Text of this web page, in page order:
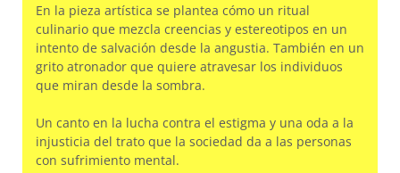
En la pieza artística se plantea cómo un ritual
culinario que mezcla creencias y estereotipos en un
intento de salvación desde la angustia. También en un
grito atronador que quiere atravesar los individuos
que miran desde la sombra.
Un canto en la lucha contra el estigma y una oda a la
injusticia del trato que la sociedad da a las personas
con sufrimiento mental.